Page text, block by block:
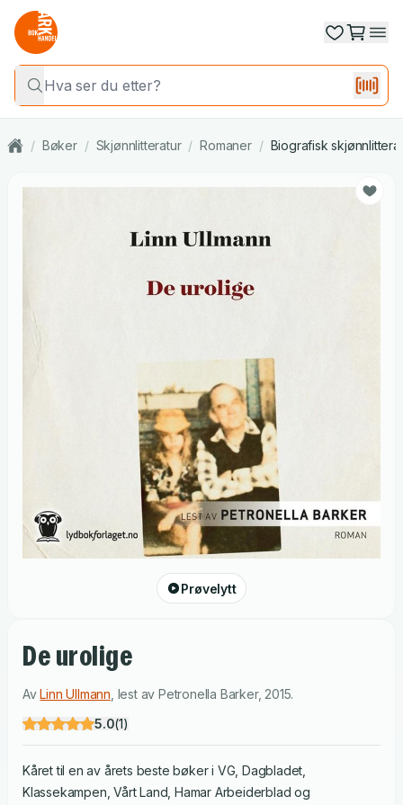
/ Bøker / Skjønnlitteratur / Romaner / Biografisk
Prøvelytt
De urolige
AvLinn Ullmann lest avPetronella Barker, 2015.
5.0(1)
Kåret til en av årets beste bøker i VG, Dagbladet,
Klassekampen, Vårt Land, Hamar Arbeiderblad og